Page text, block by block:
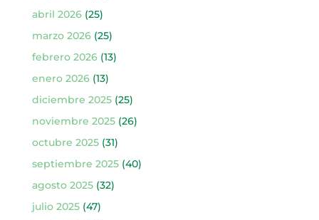
abril 2026(25)
marzo 2026(25)
febrero 2026(13)
enero 2026(13)
diciembre 2025(25)
noviembre 2025(26)
octubre 2025(31)
septiembre 2025(40)
agosto 2025(32)
julio 2025(47)